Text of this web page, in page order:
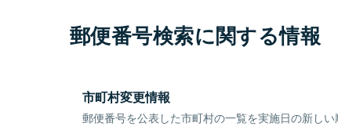
郵便番号検索に関する情報
市町村変更情報
郵便番号を公表した市町村の一覧を実施日の新しい